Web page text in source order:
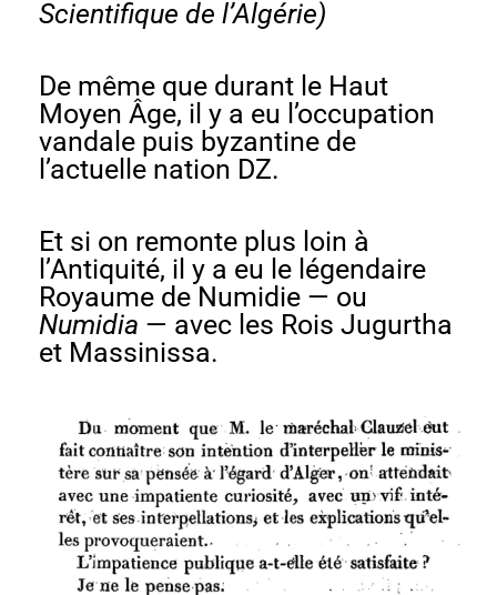
Scientifique de l’Algérie)
De même que durant le Haut
Moyen Âge, il y a eu l’occupation
vandale puis byzantine de
l’actuelle nation DZ.
Et si on remonte plus loin à
l’Antiquité, il y a eu le légendaire
Royaume de Numidie — ou
Numidia — avec les Rois Jugurtha
et Massinissa.